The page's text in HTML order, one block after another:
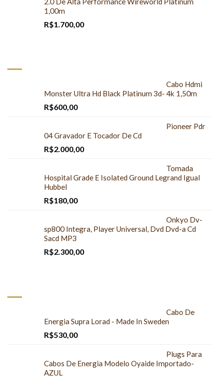
1,00m
R$1.700,00
Cabo Hdmi
Monster Ultra Hd Black Platinum 3d- 4k 1,50m
R$600,00
Pioneer Pdr
04 Gravador E Tocador De Cd
R$2.000,00
Tomada
Hospital Grade E Isolated Ground Legrand Igual
Hubbel
R$180,00
Onkyo Dv-
sp800 Integra, Player Universal, Dvd Dvd-a Cd
Sacd MP3
R$2.300,00
Cabo De
Energia Supra Lorad - Made In Sweden
R$530,00
Plugs Para
Cabos De Energia Modelo Oyaide Importado-
AZUL